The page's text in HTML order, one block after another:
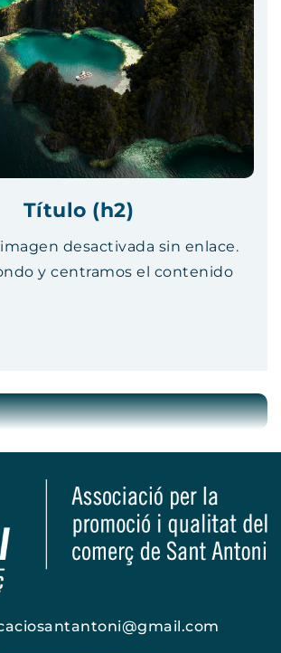
Título (h2)
desactivada sin enlace.
y centramos el contenido